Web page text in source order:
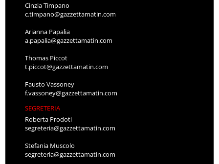
Cinzia Timpano
c.timpano@gazzettamatin.com
Arianna Papalia
a.papalia@gazzettamatin.com
Thomas Piccot
t.piccot@gazzettamatin.com
Fausto Vassoney
f.vassoney@gazzettamatin.com
SEGRETERIA
Roberta Prodoti
segreteria@gazzettamatin.com
Stefania Muscolo
segreteria@gazzettamatin.com